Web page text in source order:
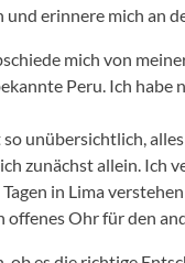
erinnere mich an
mich von
Peru. Ich
unübersichtlich,
zunächst allein.
in Lima
offenes Ohr für den